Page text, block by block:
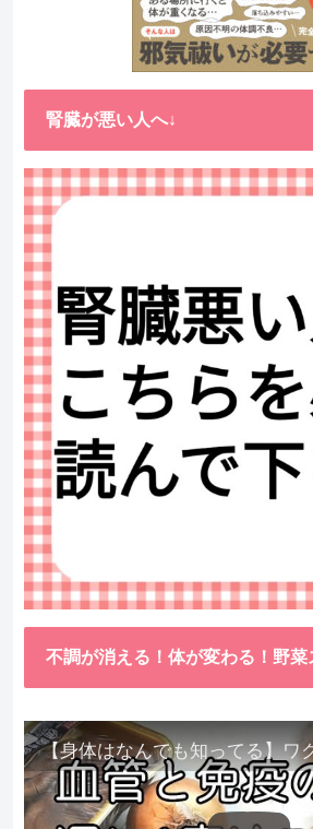
腎臓が悪い人へ↓
不調が消える！体が変わる！野菜